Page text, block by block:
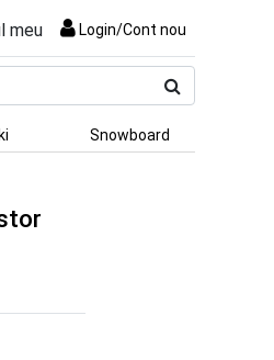
meu Login/Cont nou
produs
Snowboard